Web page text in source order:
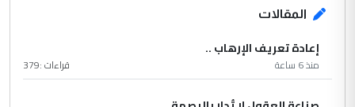
المقالات
إعادة تعريف الإرهاب ..
منذ 6 ساعة قراءات :379